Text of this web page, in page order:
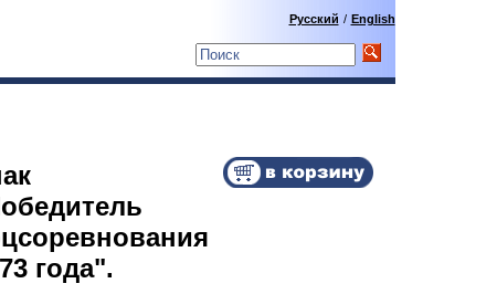
Русский / English
года".